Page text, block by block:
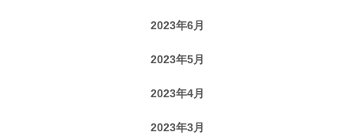
2023年6月
2023年5月
2023年4月
2023年3月